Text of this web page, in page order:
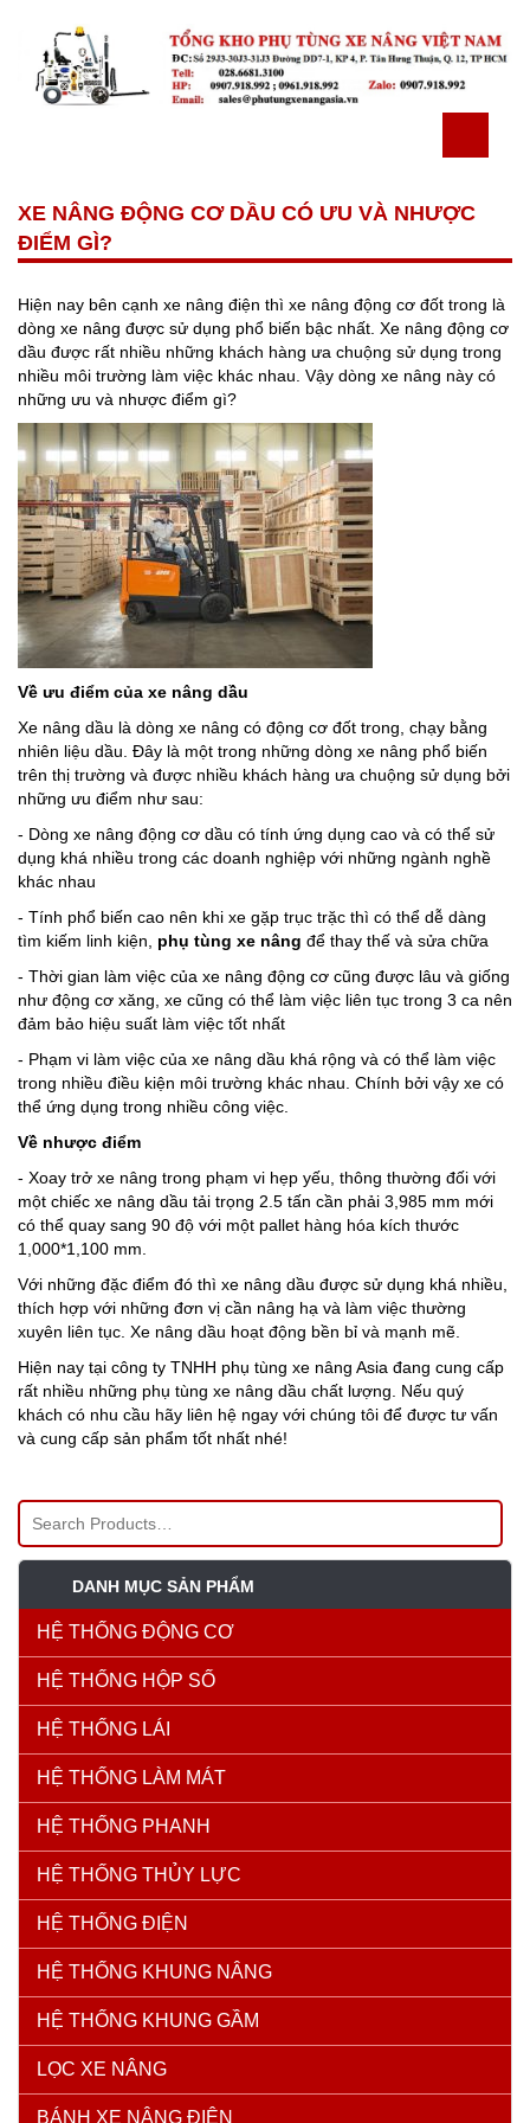
XE NÂNG ĐỘNG CƠ DẦU CÓ ƯU VÀ NHƯỢC
ĐIỂM GÌ?
Hiện nay bên cạnh xe nâng điện thì xe nâng động cơ đốt trong là
dòng xe nâng được sử dụng phổ biến bậc nhất. Xe nâng động cơ
dầu được rất nhiều những khách hàng ưa chuộng sử dụng trong
nhiều môi trường làm việc khác nhau. Vậy dòng xe nâng này có
những ưu và nhược điểm gì?
Về ưu điểm của xe nâng dầu
Xe nâng dầu là dòng xe nâng có động cơ đốt trong, chạy bằng
nhiên liệu dầu. Đây là một trong những dòng xe nâng phổ biến
trên thị trường và được nhiều khách hàng ưa chuộng sử dụng bởi
những ưu điểm như sau:
- Dòng xe nâng động cơ dầu có tính ứng dụng cao và có thể sử
dụng khá nhiều trong các doanh nghiệp với những ngành nghề
khác nhau
- Tính phổ biến cao nên khi xe gặp trục trặc thì có thể dễ dàng
tìm kiếm linh kiện, phụ tùng xe nâng để thay thế và sửa chữa
- Thời gian làm việc của xe nâng động cơ cũng được lâu và giống
như động cơ xăng, xe cũng có thể làm việc liên tục trong 3 ca nên
đảm bảo hiệu suất làm việc tốt nhất
- Phạm vi làm việc của xe nâng dầu khá rộng và có thể làm việc
trong nhiều điều kiện môi trường khác nhau. Chính bởi vậy xe có
thể ứng dụng trong nhiều công việc.
Về nhược điểm
- Xoay trở xe nâng trong phạm vi hẹp yếu, thông thường đối với
một chiếc xe nâng dầu tải trọng 2.5 tấn cần phải 3,985 mm mới
có thể quay sang 90 độ với một pallet hàng hóa kích thước
1,000*1,100 mm.
Với những đặc điểm đó thì xe nâng dầu được sử dụng khá nhiều,
thích hợp với những đơn vị cần nâng hạ và làm việc thường
xuyên liên tục. Xe nâng dầu hoạt động bền bỉ và mạnh mẽ.
Hiện nay tại công ty TNHH phụ tùng xe nâng Asia đang cung cấp
rất nhiều những phụ tùng xe nâng dầu chất lượng. Nếu quý
khách có nhu cầu hãy liên hệ ngay với chúng tôi để được tư vấn
và cung cấp sản phẩm tốt nhất nhé!
DANH MỤC SẢN PHẨM
HỆ THỐNG ĐỘNG CƠ
HỆ THỐNG HỘP SỐ
HỆ THỐNG LÁI
HỆ THỐNG LÀM MÁT
HỆ THỐNG PHANH
HỆ THỐNG THỦY LỰC
HỆ THỐNG ĐIỆN
HỆ THỐNG KHUNG NÂNG
HỆ THỐNG KHUNG GẦM
LỌC XE NÂNG
BÁNH XE NÂNG ĐIỆN